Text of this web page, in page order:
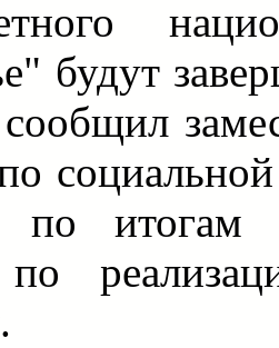
будут
по итогам